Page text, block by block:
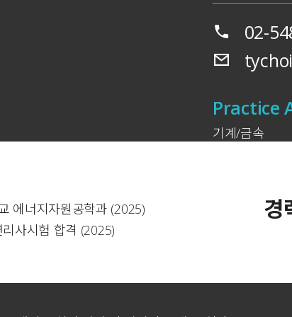
02-
Practice
기계/금속
에너지자원공학과 (2025)
사시험 합격 (2025)
경